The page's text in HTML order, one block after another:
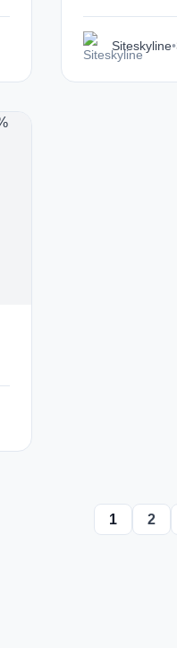
Siteskyline•
1 2